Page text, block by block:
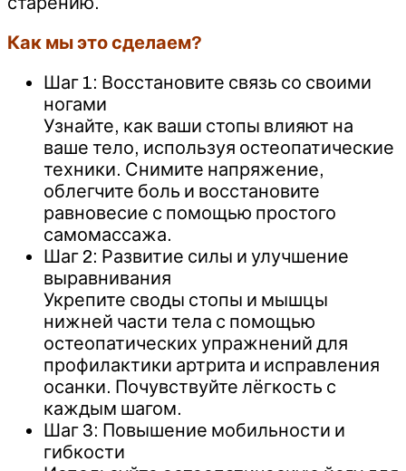
Как мы это сделаем?
Шаг 1: Восстановите связь со своими
ногами
Узнайте, как ваши стопы влияют на
ваше тело, используя остеопатические
техники. Снимите напряжение,
облегчите боль и восстановите
равновесие с помощью простого
самомассажа.
Шаг 2: Развитие силы и улучшение
выравнивания
Укрепите своды стопы и мышцы
нижней части тела с помощью
остеопатических упражнений для
профилактики артрита и исправления
осанки. Почувствуйте лёгкость с
каждым шагом.
Шаг 3: Повышение мобильности и
гибкости